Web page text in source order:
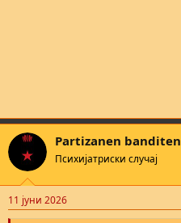
Partizanen banditen
Психијатриски случај
11 јуни 2026